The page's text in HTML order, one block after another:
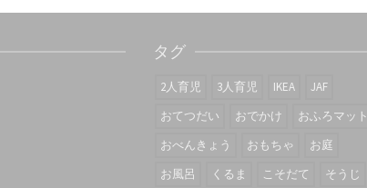
タグ
2人育児 3人育児 IKEA
JAF
おてつだい
おでかけ
おふろマット
おべんきょう
おもちゃ
お庭
お風呂
くるま こそだて
そうじ